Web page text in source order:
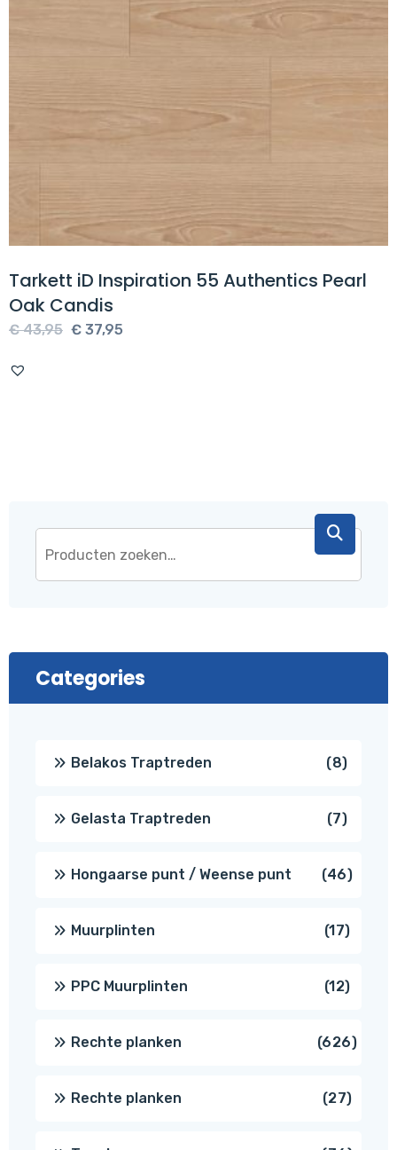
Tarkett iD Inspiration 55 Authentics Pearl
Oak Candis
€43,95 Oorspronkelijke
€ 37,95
Categories
Belakos Traptreden 88
Gelasta Traptreden 77
Hongaarse punt / Weense punt 4646
Muurplinten 1717
PPC Muurplinten 1212
Rechte planken 626626
Rechte planken 2727